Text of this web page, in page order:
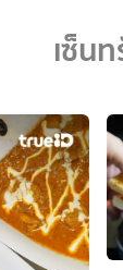
เซ็น